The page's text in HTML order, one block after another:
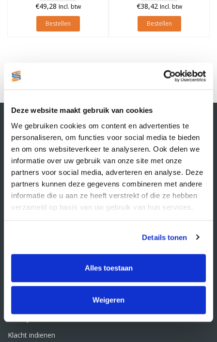
Deze website maakt gebruik van cookies
We gebruiken cookies om content en advertenties te
personaliseren, om functies voor social media te bieden
en om ons websiteverkeer te analyseren. Ook delen we
informatie over uw gebruik van onze site met onze
partners voor social media, adverteren en analyse. Deze
partners kunnen deze gegevens combineren met andere
informatie die u aan ze heeft verstrekt of die ze hebben
verzameld op basis van uw gebruik van hun services.
Details tonen
Alles toestaan
Weigeren
€49,28 Incl. btw
Bestellen
€38,42 Incl. btw
Bestellen
1
Contactgegevens
Supply Service B.V.
Nijverheidsstraat 25-K
3861 RJ Nijkerk
info@supplyservice.nl
+31 33 468 13 42
KvK nummer: 66384737
Retourbeleid
Klacht indienen